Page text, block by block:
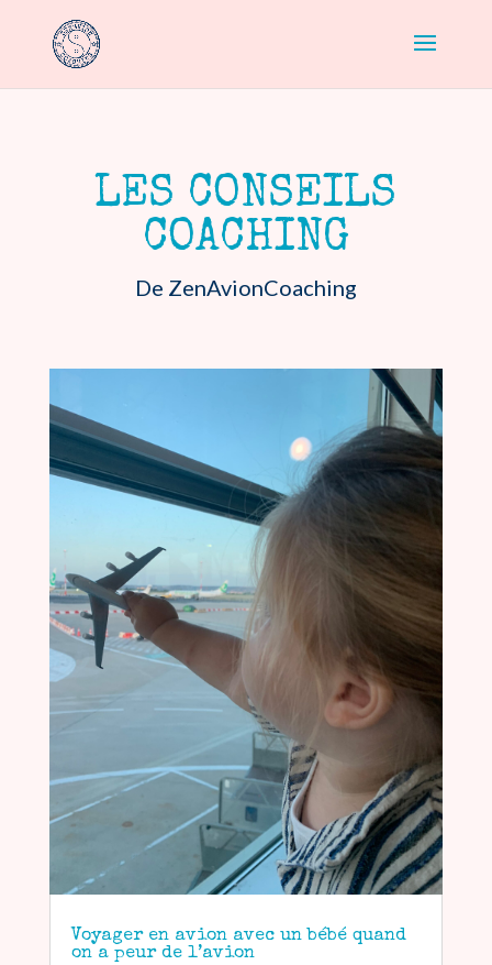
LES CONSEILS
COACHING
De ZenAvionCoaching
Voyager en avion avec un bébé quand
on a peur de l’avion